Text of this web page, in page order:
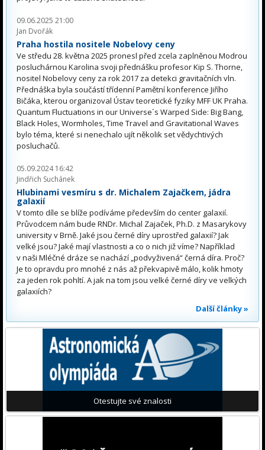
09.06.2025 21:00
Jan Dvořák
Praha hostila nositele Nobelovy ceny
Ve středu 28. května 2025 pronesl před zcela zaplněnou Modrou
posluchárnou Karolina svoji přednášku profesor Kip S. Thorne,
nositel Nobelovy ceny za rok 2017 za detekci gravitačních vln.
Přednáška byla součástí třídenní Pamětní konference Jiřího
Bičáka, kterou organizoval Ústav teoretické fyziky MFF UK Praha.
Quantum Fluctuations in our Universe´s Warped Side: Big Bang,
Black Holes, Wormholes, Time Travel and Gravitational Waves
bylo téma, které si nenechalo ujít několik set vědychtivých
posluchačů.
05.09.2024 16:42
Jindřich Suchánek
Hlubinami vesmíru s dr. Michalem Zajačkem, jádra
galaxií
V tomto díle se blíže podíváme především do center galaxií.
Průvodcem nám bude RNDr. Michal Zajaček, Ph.D. z Masarykovy
university v Brně. Jaké jsou černé díry uprostřed galaxií? Jak
velké jsou? Jaké mají vlastnosti a co o nich již víme? Například
v naši Mléčné dráze se nachází „podvyživená“ černá díra. Proč?
Je to opravdu pro mnohé z nás až překvapivě málo, kolik hmoty
za jeden rok pohltí. A jak na tom jsou velké černé díry ve velkých
galaxiích?
Další články »
Otestujte své znalosti